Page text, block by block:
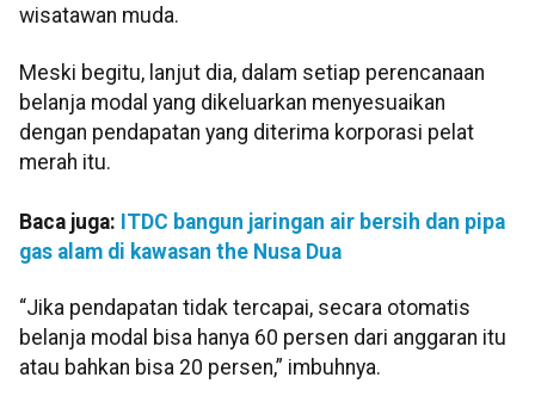
wisatawan muda.
Meski begitu, lanjut dia, dalam setiap perencanaan
belanja modal yang dikeluarkan menyesuaikan
dengan pendapatan yang diterima korporasi pelat
merah itu.
Baca juga: ITDC bangun jaringan air bersih dan pipa
gas alam di kawasan the Nusa Dua
“Jika pendapatan tidak tercapai, secara otomatis
belanja modal bisa hanya 60 persen dari anggaran itu
atau bahkan bisa 20 persen,” imbuhnya.